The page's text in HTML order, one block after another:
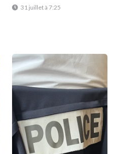
31 juillet à 7:25